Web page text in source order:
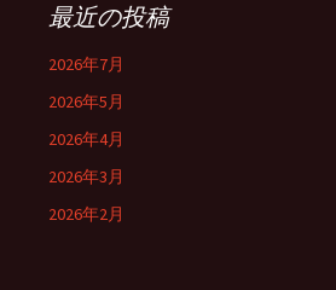
最近の投稿
2026年7月
2026年5月
2026年4月
2026年3月
2026年2月